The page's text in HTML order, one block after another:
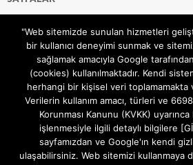
Gizlilik ve Çerezler (Cookies) Politikası
Hakkımızda
İletişim Kanalları
MODEM KURULUM
TEKNİK DESTEK
TELEVİZYON SİSTEMLERİ
"Web sitemizde sunulan hizmetleri
bir kullanıcı deneyimi sunmak ve
sağlamak amacıyla Google
(cookies) kullanılmaktadır. Kendi
herhangi bir kişisel veri toplamamakta
Verilerin kullanım amacı, türleri ve
Korunması Kanunu (KVKK)
işlenmesiyle ilgili detaylı bilgilere
sayfamızdan ve Google'ın kendi
ulaşabilirsiniz. Web sitemizi kullanmaya